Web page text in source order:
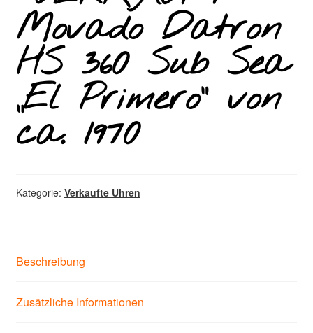
Movado Datron
HS 360 Sub Sea
„El Primero“ von
ca. 1970
Kategorie: Verkaufte Uhren
Beschreibung
Zusätzliche Informationen